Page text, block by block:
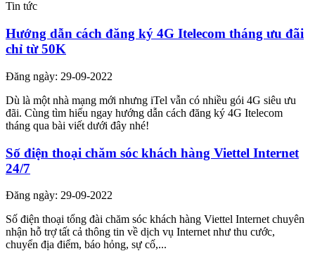
Tin tức
Hướng dẫn cách đăng ký 4G Itelecom tháng ưu đãi
chỉ từ 50K
Đăng ngày: 29-09-2022
Dù là một nhà mạng mới nhưng iTel vẫn có nhiều gói 4G siêu ưu
đãi. Cùng tìm hiểu ngay hướng dẫn cách đăng ký 4G Itelecom
tháng qua bài viết dưới đây nhé!
Số điện thoại chăm sóc khách hàng Viettel Internet
24/7
Đăng ngày: 29-09-2022
Số điện thoại tổng đài chăm sóc khách hàng Viettel Internet chuyên
nhận hỗ trợ tất cả thông tin về dịch vụ Internet như thu cước,
chuyển địa điểm, báo hỏng, sự cố,...